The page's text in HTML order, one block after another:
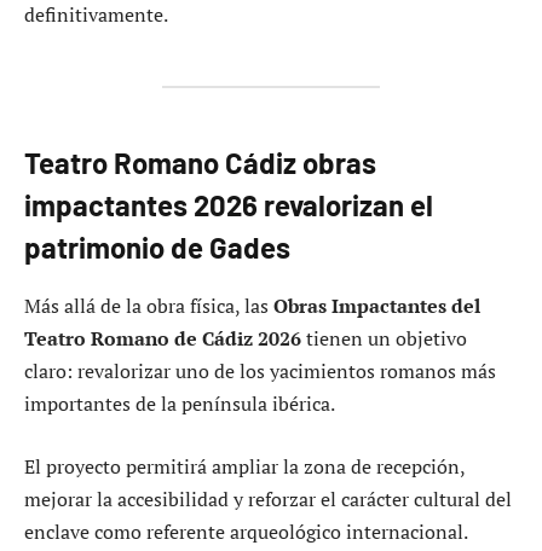
definitivamente.
Teatro Romano Cádiz obras
impactantes 2026 revalorizan el
patrimonio de Gades
Más allá de la obra física, las Obras Impactantes del
Teatro Romano de Cádiz 2026tienen un objetivo
claro: revalorizar uno de los yacimientos romanos más
importantes de la península ibérica.
El proyecto permitirá ampliar la zona de recepción,
mejorar la accesibilidad y reforzar el carácter cultural del
enclave como referente arqueológico internacional.